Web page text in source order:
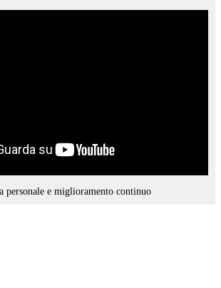
personale e miglioramento continuo